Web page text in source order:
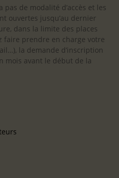
pas de modalité d’accès et les
ouvertes jusqu’au dernier
dans la limite des places
faire prendre en charge votre
la demande d’inscription
mois avant le début de la